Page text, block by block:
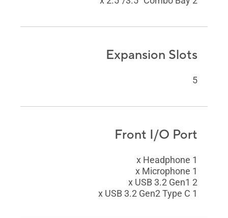
Expansion Slots
5
Front I/O Port
1 x Headphone
1 x Microphone
2 x USB 3.2 Gen1
1 x USB 3.2 Gen2 Type C